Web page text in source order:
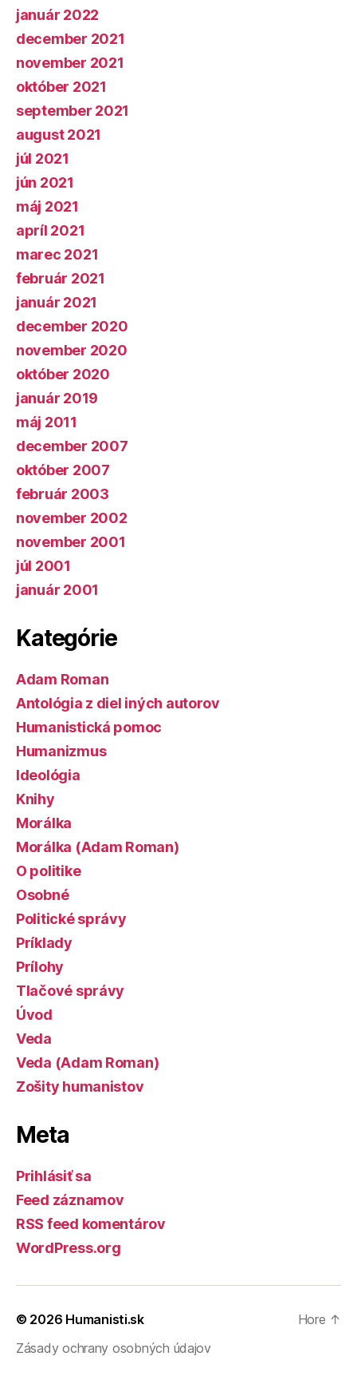
január 2022
december 2021
november 2021
október 2021
september 2021
august 2021
júl 2021
jún 2021
máj 2021
apríl 2021
marec 2021
február 2021
január 2021
december 2020
november 2020
október 2020
január 2019
máj 2011
december 2007
október 2007
február 2003
november 2002
november 2001
júl 2001
január 2001
Kategórie
Adam Roman
Antológia z diel iných autorov
Humanistická pomoc
Humanizmus
Ideológia
Knihy
Morálka
Morálka (Adam Roman)
O politike
Osobné
Politické správy
Príklady
Prílohy
Tlačové správy
Úvod
Veda
Veda (Adam Roman)
Zošity humanistov
Meta
Prihlásiť sa
Feed záznamov
RSS feed komentárov
WordPress.org
© 2026 Humanisti.sk
Zásady ochrany osobných údajov
Hore ↑